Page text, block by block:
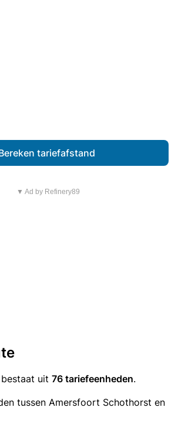
tariefafstand
▼ Ad by Refinery89
uit 76 tariefeenheden.
tussen Amersfoort Schothorst en